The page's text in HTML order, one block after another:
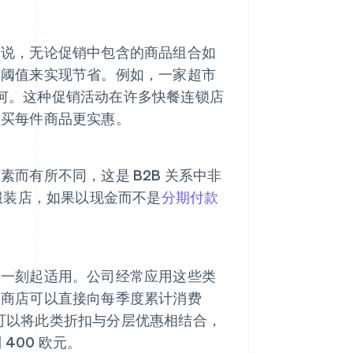
，无论促销中包含的商品组合如
值来实现节省。例如，一家超市
。这种促销活动在许多快餐连锁店
每件商品更实惠。
而有所不同，这是 B2B 关系中非
店，如果以现金而不是分期付款
刻起适用。公司经常应用这些类
店可以直接向每季度累计消费
将此类折扣与分层优惠相结合，
欧元。